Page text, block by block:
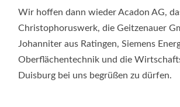
Wir hoffen dann wieder Acadon AG,
Christophoruswerk, die Geitzenauer
Johanniter aus Ratingen, Siemens
Oberflächentechnik und die
Duisburg bei uns begrüßen zu dürfen.